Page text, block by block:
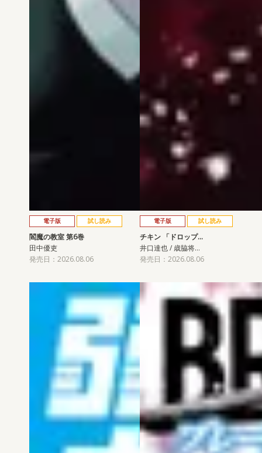
電子版 試し読み
閻魔の教室 第6巻
田中優吏
発売日：2026.08.06
電子版 試し読み
チキン 「ドロップ…
井口達也 / 歳脇将…
発売日：2026.08.06